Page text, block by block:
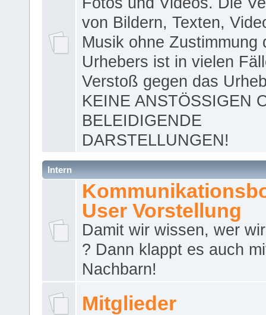
von Bildern, Texten,
Musik ohne Zustimmung
Urhebers ist in vielen
Verstoß gegen das
KEINE ANSTÖSSIGEN
BELEIDIGENDE
DARSTELLUNGEN!
Intern
User Vorstellung
Damit wir wissen, wer
? Dann klappt es auch
Nachbarn!
Mitglieder